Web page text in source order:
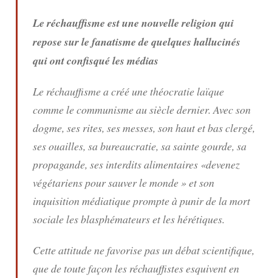
Le réchauffisme est une nouvelle religion qui
repose sur le fanatisme de quelques hallucinés
qui ont confisqué les médias
Le réchauffisme a créé une théocratie laïque
comme le communisme au siècle dernier. Avec son
dogme, ses rites, ses messes, son haut et bas clergé,
ses ouailles, sa bureaucratie, sa sainte gourde, sa
propagande, ses interdits alimentaires «devenez
végétariens pour sauver le monde» et son
inquisition médiatique prompte à punir de la mort
sociale les blasphémateurs et les hérétiques.
Cette attitude ne favorise pas un débat scientifique,
que de toute façon les réchauffistes esquivent en